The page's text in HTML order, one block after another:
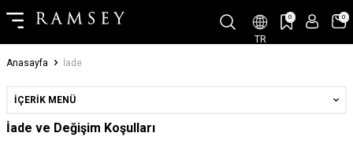
TR
0 0
Anasayfa İade
İÇERIK MENÜ
İade ve Değişim Koşulları